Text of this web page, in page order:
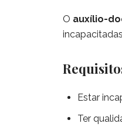
O auxílio-
Estar
Ter